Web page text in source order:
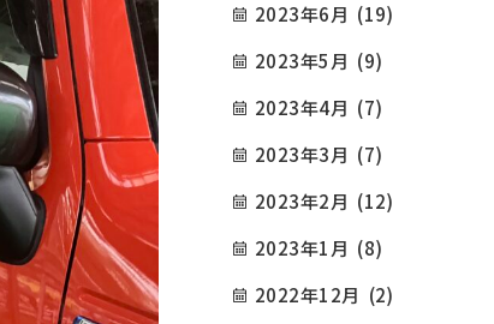
2023年6月 (19)
2023年5月 (9)
2023年4月 (7)
2023年3月 (7)
2023年2月 (12)
2023年1月 (8)
2022年12月 (2)